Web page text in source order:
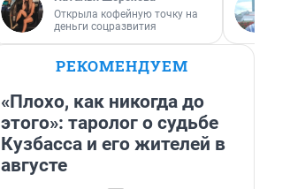
Открыла кофейную точку на
деньги соцразвития
РЕКОМЕНДУЕМ
«Плохо, как никогда до
этого»: таролог о судьбе
Кузбасса и его жителей в
августе